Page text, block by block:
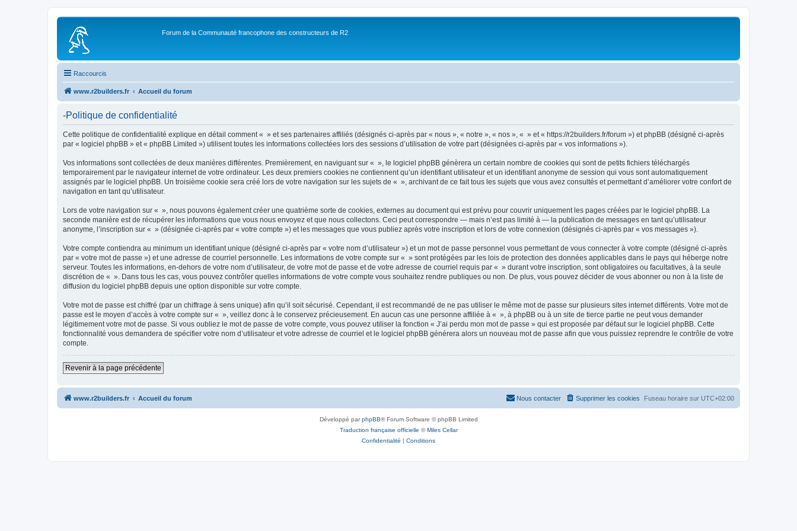
Forum de la Communauté francophone des constructeurs de R2
Raccourcis
www.r2builders.fr Accueil du forum
-Politique de confidentialité
Cette politique de confidentialité explique en détail comment « » et ses partenaires affiliés (désignés ci-après par « nous », « notre », « nos », « » et « https://r2builders.fr/forum ») et phpBB (désigné ci-après
par « logiciel phpBB » et « phpBB Limited ») utilisent toutes les informations collectées lors des sessions d’utilisation de votre part (désignées ci-après par « vos informations »).
Vos informations sont collectées de deux manières différentes. Premièrement, en naviguant sur « », le logiciel phpBB génèrera un certain nombre de cookies qui sont de petits fichiers téléchargés
temporairement par le navigateur internet de votre ordinateur. Les deux premiers cookies ne contiennent qu’un identifiant utilisateur et un identifiant anonyme de session qui vous sont automatiquement
assignés par le logiciel phpBB. Un troisième cookie sera créé lors de votre navigation sur les sujets de « », archivant de ce fait tous les sujets que vous avez consultés et permettant d’améliorer votre confort de
navigation en tant qu’utilisateur.
Lors de votre navigation sur « », nous pouvons également créer une quatrième sorte de cookies, externes au document qui est prévu pour couvrir uniquement les pages créées par le logiciel phpBB. La
seconde manière est de récupérer les informations que vous nous envoyez et que nous collectons. Ceci peut correspondre — mais n’est pas limité à — la publication de messages en tant qu’utilisateur
anonyme, l’inscription sur « » (désignée ci-après par « votre compte ») et les messages que vous publiez après votre inscription et lors de votre connexion (désignés ci-après par « vos messages »).
Votre compte contiendra au minimum un identifiant unique (désigné ci-après par « votre nom d’utilisateur ») et un mot de passe personnel vous permettant de vous connecter à votre compte (désigné ci-après
par « votre mot de passe ») et une adresse de courriel personnelle. Les informations de votre compte sur « » sont protégées par les lois de protection des données applicables dans le pays qui héberge notre
serveur. Toutes les informations, en-dehors de votre nom d’utilisateur, de votre mot de passe et de votre adresse de courriel requis par « » durant votre inscription, sont obligatoires ou facultatives, à la seule
discrétion de « ». Dans tous les cas, vous pouvez contrôler quelles informations de votre compte vous souhaitez rendre publiques ou non. De plus, vous pouvez décider de vous abonner ou non à la liste de
diffusion du logiciel phpBB depuis une option disponible sur votre compte.
Votre mot de passe est chiffré (par un chiffrage à sens unique) afin qu’il soit sécurisé. Cependant, il est recommandé de ne pas utiliser le même mot de passe sur plusieurs sites internet différents. Votre mot de
passe est le moyen d’accès à votre compte sur « », veillez donc à le conservez précieusement. En aucun cas une personne affiliée à « », à phpBB ou à un site de tierce partie ne peut vous demander
légitimement votre mot de passe. Si vous oubliez le mot de passe de votre compte, vous pouvez utiliser la fonction « J’ai perdu mon mot de passe » qui est proposée par défaut sur le logiciel phpBB. Cette
fonctionnalité vous demandera de spécifier votre nom d’utilisateur et votre adresse de courriel et le logiciel phpBB générera alors un nouveau mot de passe afin que vous puissiez reprendre le contrôle de votre
compte.
Revenir à la page précédente
www.r2builders.fr Accueil du forum Fuseau horaire sur UTC+02:00
Supprimer les cookies
Nous contacter
Développé parphpBB® Forum Software © phpBB Limited
Traduction française officielle ©Miles Cellar
Confidentialité | Conditions